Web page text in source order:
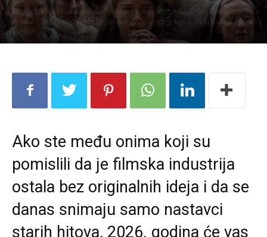
Od Sorentina i Kloi Džao do Park Čan-vuka i nastavka filma „Đavo nosi
Pradu“ – izdvajamo najbolje filmove 2026. godine koji su oduševili publiku i
kritiku.
Ako ste među onima koji su
pomislili da je filmska industrija
ostala bez originalnih ideja i da se
danas snimaju samo nastavci
starih hitova, 2026. godina će vas